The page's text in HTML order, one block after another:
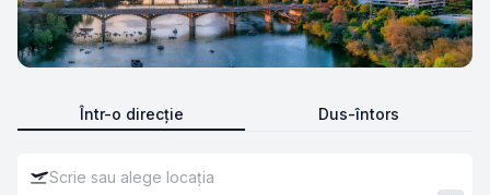
Într-o direcție Dus-întors